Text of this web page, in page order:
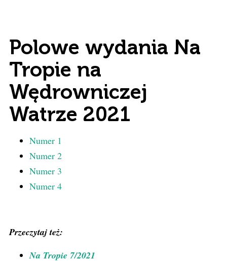
Polowe wydania Na
Tropie na
Wędrowniczej
Watrze 2021
Numer 1
Numer 2
Numer 3
Numer 4
Przeczytaj też:
Na Tropie 7/2021